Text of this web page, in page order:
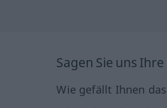
Sagen Sie uns
Wie gefällt Ihnen